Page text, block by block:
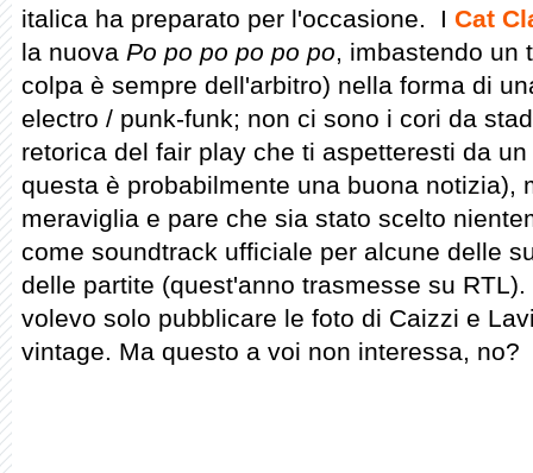
italica ha preparato per l'occasione. I Cat
la nuova Po po po po po po, imbastendo un
colpa è sempre dell'arbitro) nella forma di
electro / punk-funk; non ci sono i cori da
retorica del fair play che ti aspetteresti da
questa è probabilmente una buona notizia),
meraviglia e pare che sia stato scelto
come soundtrack ufficiale per alcune delle
delle partite (quest'anno trasmesse su
volevo solo pubblicare le foto di Caizzi e
vintage. Ma questo a voi non interessa, no?